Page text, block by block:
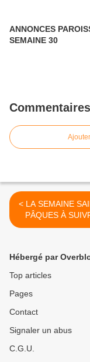
ANNONCES
SEMAINE 30
Commentaires
< LA SEMAINE SAINTE ET
PÂQUES À
DIRECT SUR
RADIO, RADIO
RADIO
Hébergé par
Top articles
Pages
Contact
Signaler un abus
C.G.U.